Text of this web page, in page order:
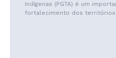
Indígenas (PGTA) é um
fortalecimento dos territórios